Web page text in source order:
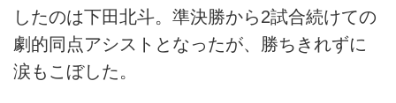
したのは下田北斗。準決勝から2試合続けての
劇的同点アシストとなったが、勝ちきれずに
涙もこぼした。